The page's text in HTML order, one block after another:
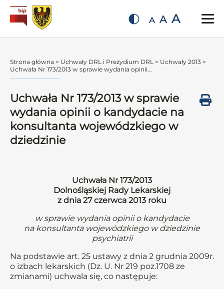
A A A
Strona główna > Uchwały DRL i Prezydium DRL > Uchwały 2013 >
Uchwała Nr 173/2013 w sprawie wydania opinii...
Uchwała Nr 173/2013 w sprawie
wydania opinii o kandydacie na
konsultanta wojewódzkiego w
dziedzinie
Uchwała Nr 173/2013
Dolnośląskiej Rady Lekarskiej
z dnia 27 czerwca 2013 roku
w sprawie wydania opinii o kandydacie
na konsultanta wojewódzkiego w dziedzinie
psychiatrii
Na podstawie art. 25 ustawy z dnia 2 grudnia 2009r.
o izbach lekarskich (Dz. U. Nr 219 poz.1708 ze
zmianami) uchwala się, co następuje: